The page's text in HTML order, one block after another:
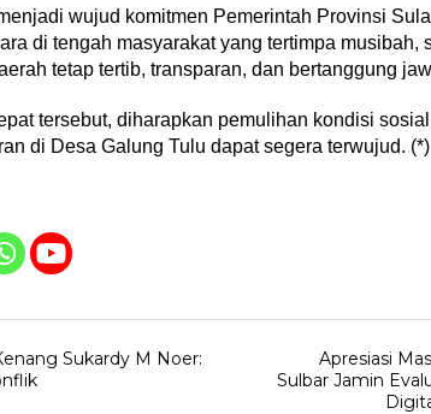
wujud komitmen Pemerintah Provinsi
di tengah masyarakat yang tertimpa musibah,
tetap tertib, transparan, dan bertanggung
tersebut, diharapkan pemulihan kondisi
di Desa Galung Tulu dapat segera terwujud. (*)
Sukardy M Noer:
Apresiasi
Sulbar Jamin